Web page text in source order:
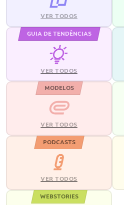
VER TODOS
GUIA DE TENDÊNCIAS
VER TODOS
MODELOS
VER TODOS
PODCASTS
VER TODOS
WEBSTORIES